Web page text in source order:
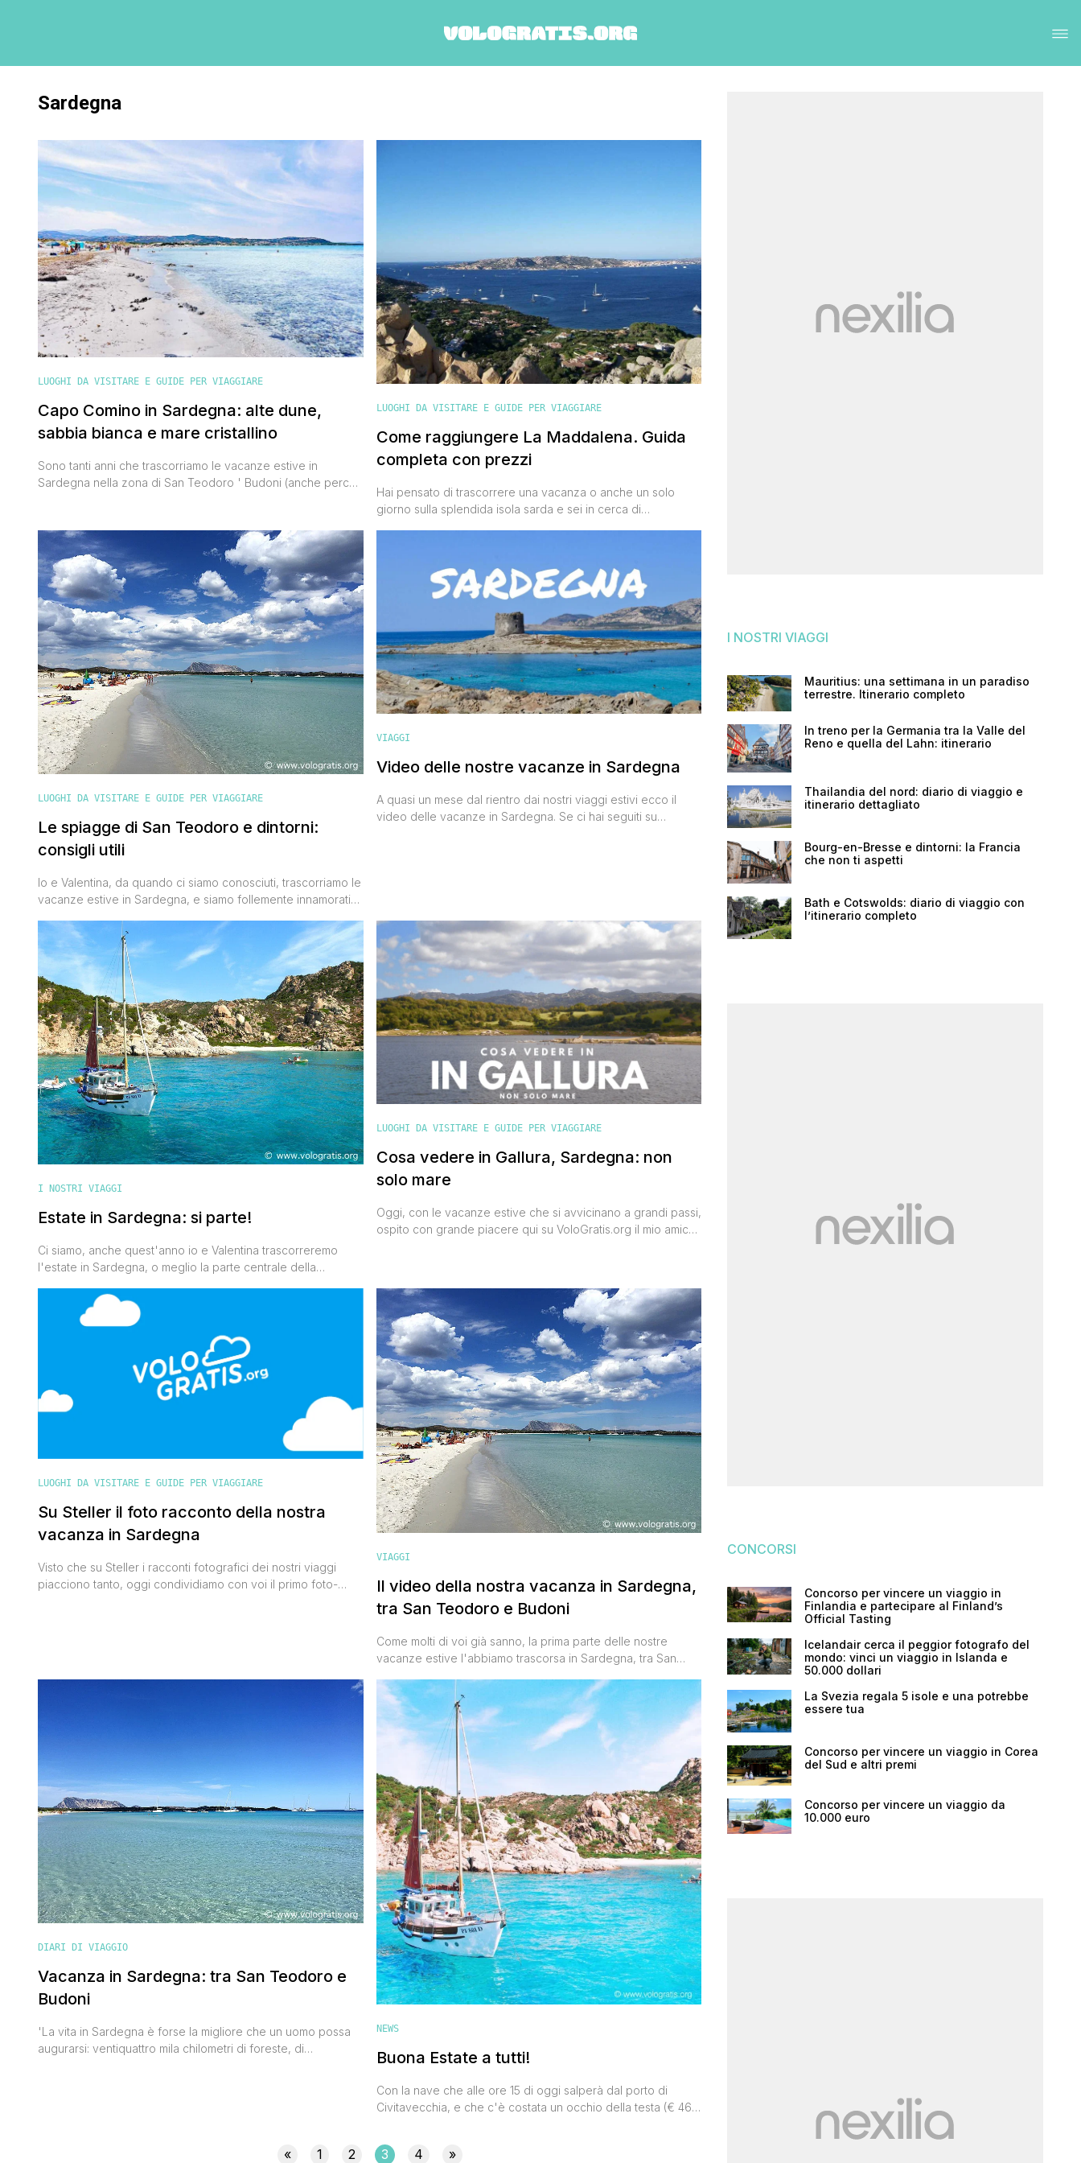
Sardegna
LUOGHI DA VISITARE E GUIDE PER VIAGGIARE
Capo Comino in Sardegna: alte dune,
sabbia bianca e mare cristallino
Sono tanti anni che trascorriamo le vacanze estive in
Sardegna nella zona di San Teodoro ' Budoni (anche perché
Capo Comino. Grossissimo errore! Non appena abbiamo
parcheggiato l'automobile e siamo passati sotto [']
LUOGHI DA VISITARE E GUIDE PER VIAGGIARE
Come raggiungere La Maddalena. Guida
completa con prezzi
Hai pensato di trascorrere una vacanza o anche un solo
giorno sulla splendida isola sarda e sei in cerca di
veramente spettacolare che nulla ha [']
LUOGHI DA VISITARE E GUIDE PER VIAGGIARE
Le spiagge di San Teodoro e dintorni:
consigli utili
Io e Valentina, da quando ci siamo conosciuti, trascorriamo le
vacanze estive in Sardegna, e siamo follemente innamorati
hanno una casa a Budoni che dista 12 km da San Teodoro,
che a sua volta dista circa 30 km da Olbia, e ' dato che
oramai le conosco [']
VIAGGI
Video delle nostre vacanze in Sardegna
A quasi un mese dal rientro dai nostri viaggi estivi ecco il
video delle vacanze in Sardegna. Se ci hai seguiti su
I NOSTRI VIAGGI
Estate in Sardegna: si parte!
Ci siamo, anche quest'anno io e Valentina trascorreremo
l'estate in Sardegna, o meglio la parte centrale della
Budoni e San Teodoro perché i genitori di Vale hanno una
casa da quelle parti. Per noi non è estate senza Sardegna.
Durante l'anno giriamo in lungo e in [']
LUOGHI DA VISITARE E GUIDE PER VIAGGIARE
Cosa vedere in Gallura, Sardegna: non
solo mare
Oggi, con le vacanze estive che si avvicinano a grandi passi,
ospito con grande piacere qui su VoloGratis.org il mio amico
orientale ricca di storia, di tradizioni e di [']
LUOGHI DA VISITARE E GUIDE PER VIAGGIARE
Su Steller il foto racconto della nostra
vacanza in Sardegna
Visto che su Steller i racconti fotografici dei nostri viaggi
piacciono tanto, oggi condividiamo con voi il primo foto-
VIAGGI
Il video della nostra vacanza in Sardegna,
tra San Teodoro e Budoni
Come molti di voi già sanno, la prima parte delle nostre
vacanze estive l'abbiamo trascorsa in Sardegna, tra San
largo su facebook, su instagram, su twitter e anche qui sul
blog (v. Vacanza in Sardegna: tra San Teodoro e Budoni), ma
ora è arrivato il [']
DIARI DI VIAGGIO
Vacanza in Sardegna: tra San Teodoro e
Budoni
'La vita in Sardegna è forse la migliore che un uomo possa
augurarsi: ventiquattro mila chilometri di foreste, di
NEWS
Buona Estate a tutti!
Con la nave che alle ore 15 di oggi salperà dal porto di
Civitavecchia, e che c'è costata un occhio della testa (€ 465
ce ne siamo fatti abbastanza (v. diari di viaggio) e non ci
« 1 2 3 4 »
I NOSTRI VIAGGI
Mauritius: una settimana in un paradiso
terrestre. Itinerario completo
In treno per la Germania tra la Valle del
Reno e quella del Lahn: itinerario
Thailandia del nord: diario di viaggio e
itinerario dettagliato
Bourg-en-Bresse e dintorni: la Francia
che non ti aspetti
Bath e Cotswolds: diario di viaggio con
l’itinerario completo
CONCORSI
Concorso per vincere un viaggio in
Finlandia e partecipare al Finland’s
Official Tasting
Icelandair cerca il peggior fotografo del
mondo: vinci un viaggio in Islanda e
50.000 dollari
La Svezia regala 5 isole e una potrebbe
essere tua
Concorso per vincere un viaggio in Corea
del Sud e altri premi
Concorso per vincere un viaggio da
10.000 euro